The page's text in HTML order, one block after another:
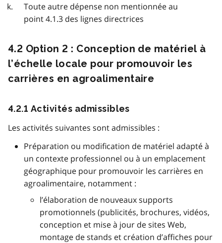
Toute autre dépense non mentionnée au
point 4.1.3 des lignes directrices
4.2 Option 2 : Conception de matériel à
l’échelle locale pour promouvoir les
carrières en agroalimentaire
4.2.1 Activités admissibles
Les activités suivantes sont admissibles :
Préparation ou modification de matériel adapté à
un contexte professionnel ou à un emplacement
géographique pour promouvoir les carrières en
agroalimentaire, notamment :
l’élaboration de nouveaux supports
promotionnels (publicités, brochures, vidéos,
conception et mise à jour de sites Web,
montage de stands et création d’affiches pour